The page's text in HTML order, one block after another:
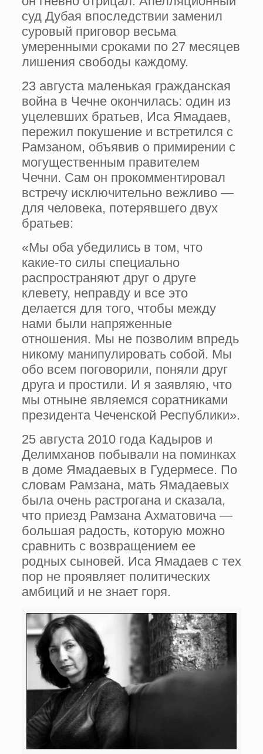
суд Дубая впоследствии заменил
суровый приговор весьма
умеренными сроками по 27 месяцев
лишения свободы каждому.
23 августа маленькая гражданская
война в Чечне окончилась: один из
уцелевших братьев, Иса Ямадаев,
пережил покушение и встретился с
Рамзаном, объявив о примирении с
могущественным правителем
Чечни. Сам он прокомментировал
встречу исключительно вежливо —
для человека, потерявшего двух
братьев:
«Мы оба убедились в том, что
какие-то силы специально
распространяют друг о друге
клевету, неправду и все это
делается для того, чтобы между
нами были напряженные
отношения. Мы не позволим впредь
никому манипулировать собой. Мы
обо всем поговорили, поняли друг
друга и простили. И я заявляю, что
мы отныне являемся соратниками
президента Чеченской Республики».
25 августа 2010 года Кадыров и
Делимханов побывали на поминках
в доме Ямадаевых в Гудермесе. По
словам Рамзана, мать Ямадаевых
была очень растрогана и сказала,
что приезд Рамзана Ахматовича —
большая радость, которую можно
сравнить с возвращением ее
родных сыновей. Иса Ямадаев с тех
пор не проявляет политических
амбиций и не знает горя.